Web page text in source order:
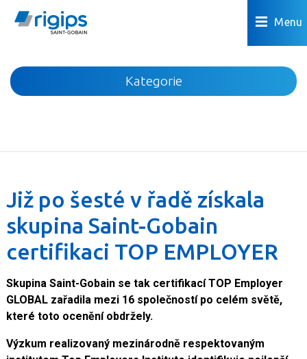
Menu
Kategorie
Příčky
Podlahy
Omítky a povrchová úprava
Předstěny a šachty
Dřevostavby
Koupelny a vlhké prostory
Reference
Již po šesté v řadě získala
skupina Saint-Gobain
certifikaci TOP EMPLOYER
Skupina Saint-Gobain se tak certifikací TOP Employer
GLOBAL zařadila mezi 16 společností po celém světě,
které toto ocenění obdržely.
Výzkum realizovaný mezinárodně respektovaným